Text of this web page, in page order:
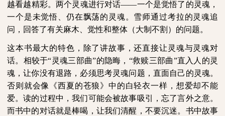
越看越精彩。两个灵魂进行对话——一个是觉悟了的灵魂，
一个是未觉悟、仍在飘荡的灵魂。雪师通过考拉的灵魂追
问，回答了有关麻木、觉性和整体（大制不割）的问题。
这本书最大的特色，除了讲故事，还直接让灵魂与灵魂对
话。相较于“灵魂三部曲”的隐晦，“救赎三部曲”直入人的灵
魂，让你没有退路，必须思考灵魂问题，直面自己的灵魂。
否则就会像《西夏的苍狼》中的白轻衣一样，想爱却不能
爱。读的过程中，我们可能会被故事吸引，忘了言外之意。
而书中的对话就是棒喝，让我们清醒，不要沉迷。书中故事